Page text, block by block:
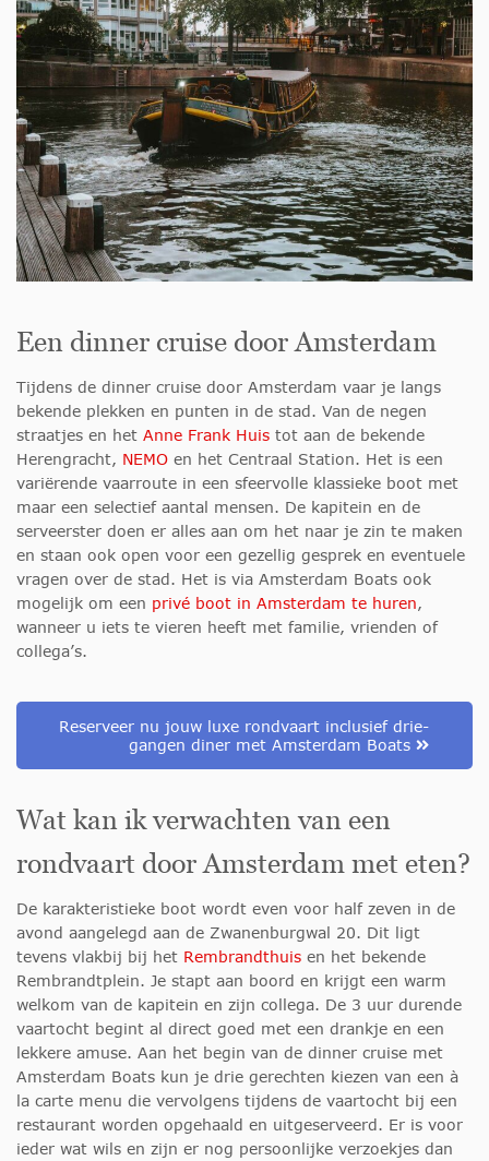
Een dinner cruise door Amsterdam
Tijdens de dinner cruise door Amsterdam vaar je langs
bekende plekken en punten in de stad. Van de negen
straatjes en het Anne Frank Huis tot aan de bekende
Herengracht, NEMO en het Centraal Station. Het is een
variërende vaarroute in een sfeervolle klassieke boot met
maar een selectief aantal mensen. De kapitein en de
serveerster doen er alles aan om het naar je zin te maken
en staan ook open voor een gezellig gesprek en eventuele
vragen over de stad. Het is via Amsterdam Boats ook
mogelijk om een privé boot in Amsterdam te huren,
wanneer u iets te vieren heeft met familie, vrienden of
collega’s.
Reserveer nu jouw luxe rondvaart inclusief drie-
gangen diner met Amsterdam Boats
Wat kan ik verwachten van een
rondvaart door Amsterdam met eten?
De karakteristieke boot wordt even voor half zeven in de
avond aangelegd aan de Zwanenburgwal 20. Dit ligt
tevens vlakbij bij het Rembrandthuis en het bekende
Rembrandtplein. Je stapt aan boord en krijgt een warm
welkom van de kapitein en zijn collega. De 3 uur durende
vaartocht begint al direct goed met een drankje en een
lekkere amuse. Aan het begin van de dinner cruise met
Amsterdam Boats kun je drie gerechten kiezen van een à
la carte menu die vervolgens tijdens de vaartocht bij een
restaurant worden opgehaald en uitgeserveerd. Er is voor
ieder wat wils en zijn er nog persoonlijke verzoekjes dan